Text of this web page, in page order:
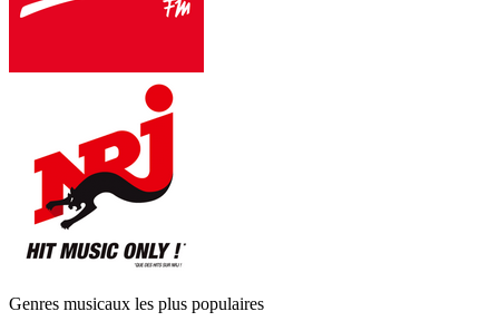
Genres musicaux les plus populaires